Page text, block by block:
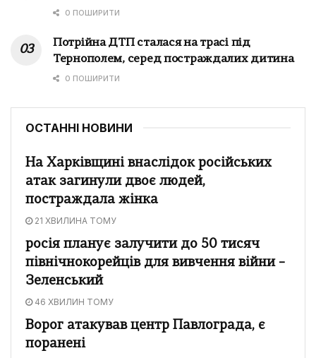
0 ПОШИРИТИ
Потрійна ДТП сталася на трасі під
Тернополем, серед постраждалих дитина
0 ПОШИРИТИ
ОСТАННІ НОВИНИ
На Харківщині внаслідок російських
атак загинули двоє людей,
постраждала жінка
21 ХВИЛИНА ТОМУ
росія планує залучити до 50 тисяч
північнокорейців для вивчення війни –
Зеленський
46 ХВИЛИН ТОМУ
Ворог атакував центр Павлограда, є
поранені